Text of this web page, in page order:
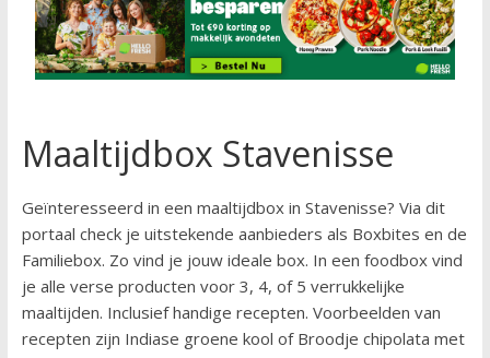
Maaltijdbox Stavenisse
Geïnteresseerd in een maaltijdbox in Stavenisse? Via dit
portaal check je uitstekende aanbieders als Boxbites en de
Familiebox. Zo vind je jouw ideale box. In een foodbox vind
je alle verse producten voor 3, 4, of 5 verrukkelijke
maaltijden. Inclusief handige recepten. Voorbeelden van
recepten zijn Indiase groene kool of Broodje chipolata met